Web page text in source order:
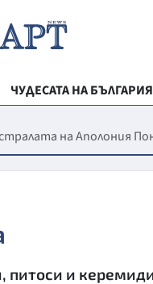
ЧУДЕСАТА НА БЪЛГАРИЯ
МОЯТ ГРАД
на Аполония
питоси и